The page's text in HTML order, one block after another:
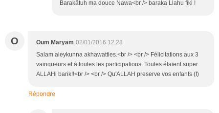
Barakãtuh ma douce Nawa<br /> baraka Llahu fiki !
O Oum Maryam 02/01/2016 12:28
Salam aleykunna akhawatties.<br /> <br /> Félicitations aux 3
vainqueurs et à toutes les participations. Toutes étaient super
ALLAHi barik!!<br /> <br /> Qu'ALLAH preserve vos enfants (f)
Répondre